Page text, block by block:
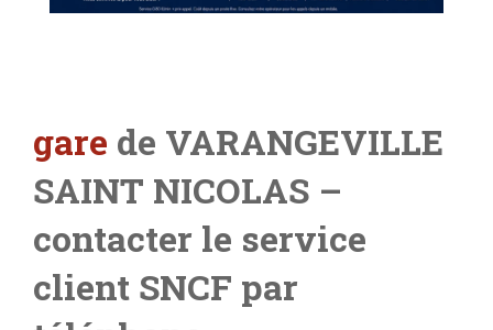
gare de VARANGEVILLE
SAINT NICOLAS –
contacter le service
client SNCF par